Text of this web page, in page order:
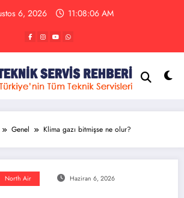
6, 2026 11:08:07 AM
Genel Klima gazı bitmişse ne olur?
North Air Haziran 6, 2026